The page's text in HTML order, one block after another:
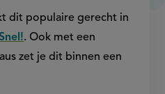
dit populaire gerecht in
. Ook met een
zet je dit binnen een